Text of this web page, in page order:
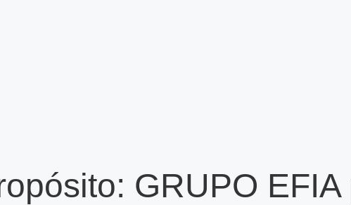
GRUPO